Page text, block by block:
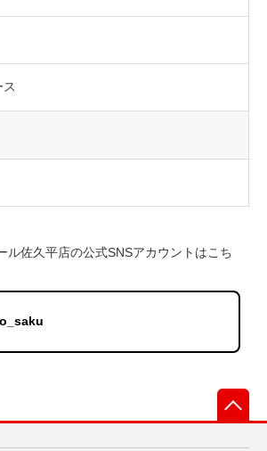
ル佐久平店の公式SNSアカウントはこち